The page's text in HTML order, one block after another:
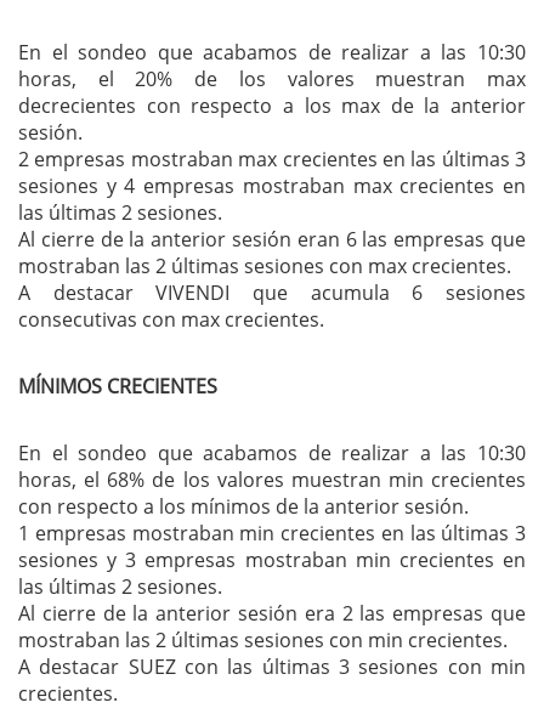
En el sondeo que acabamos de realizar a las 10:30
horas, el 20% de los valores muestran max
decrecientes con respecto a los max de la anterior
sesión.
2 empresas mostraban max crecientes en las últimas 3
sesiones y 4 empresas mostraban max crecientes en
las últimas 2 sesiones.
Al cierre de la anterior sesión eran 6 las empresas que
mostraban las 2 últimas sesiones con max crecientes.
A destacar VIVENDI que acumula 6 sesiones
consecutivas con max crecientes.
MÍNIMOS CRECIENTES
En el sondeo que acabamos de realizar a las 10:30
horas, el 68% de los valores muestran min crecientes
con respecto a los mínimos de la anterior sesión.
1 empresas mostraban min crecientes en las últimas 3
sesiones y 3 empresas mostraban min crecientes en
las últimas 2 sesiones.
Al cierre de la anterior sesión era 2 las empresas que
mostraban las 2 últimas sesiones con min crecientes.
A destacar SUEZ con las últimas 3 sesiones con min
crecientes.